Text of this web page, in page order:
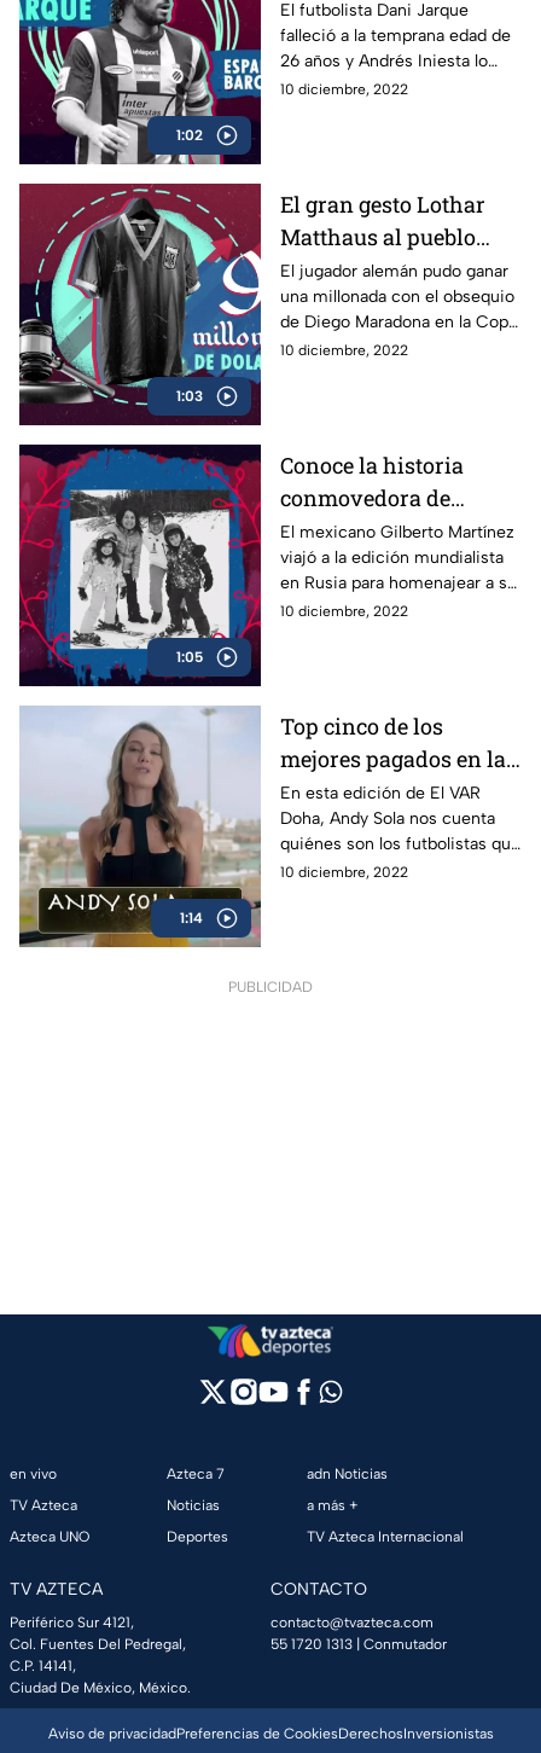
1:02
Andrés Iniesta| Inés
Perado
El futbolista Dani Jarque
falleció a la temprana edad de
26 años y Andrés Iniesta lo
homenajeo en la justa
10 diciembre, 2022
1:03
El gran gesto Lothar
Matthaus al pueblo
argentino | Inés Perado
El jugador alemán pudo ganar
una millonada con el obsequio
de Diego Maradona en la Copa
del Mundo de México 86 y
10 diciembre, 2022
1:05
Conoce la historia
conmovedora de
Gilberto Martínez | Inés
Perado
El mexicano Gilberto Martínez
viajó a la edición mundialista
en Rusia para homenajear a su
esposa he hijos que fallecieron
10 diciembre, 2022
1:14
Top cinco de los
mejores pagados en la
justa mundialista | El
VAR Doha
En esta edición de El VAR
Doha, Andy Sola nos cuenta
quiénes son los futbolistas que
ocupan el top cinco de los
10 diciembre, 2022
PUBLICIDAD
en vivo
TV Azteca
Azteca UNO
Azteca 7
Noticias
Deportes
adn Noticias
a más +
TV Azteca Internacional
TV AZTECA
Periférico Sur 4121,
Col. Fuentes Del Pedregal,
C.P. 14141,
Ciudad De México, México.
CONTACTO
contacto@tvazteca.com
55 1720 1313 | Conmutador
Aviso de privacidadPreferencias de CookiesDerechosInversionistas